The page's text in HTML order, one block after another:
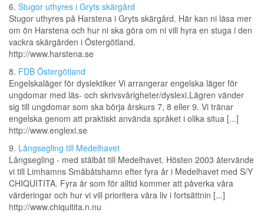
6. Stugor uthyres i Gryts skärgård
Stugor uthyres på Harstena i Gryts skärgård. Här kan ni läsa mer
om ön Harstena och hur ni ska göra om ni vill hyra en stuga i den
vackra skärgården i Östergötland.
http://www.harstena.se
8. FDB Östergötland
Engelskaläger för dyslektiker Vi arrangerar engelska läger för
ungdomar med läs- och skrivsvårigheter/dyslexi.Lägren vänder
sig till ungdomar som ska börja årskurs 7, 8 eller 9. Vi tränar
engelska genom att praktiskt använda språket i olika situa [...]
http://www.englexi.se
9. Långsegling till Medelhavet
Långsegling - med stålbåt till Medelhavet. Hösten 2003 återvände
vi till Limhamns Småbåtshamn efter fyra år i Medelhavet med S/Y
CHIQUITITA. Fyra år som för alltid kommer att påverka våra
värderingar och hur vi vill prioritera våra liv i fortsättnin [...]
http://www.chiquitita.n.nu